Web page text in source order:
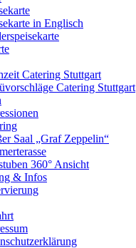
in Englisch
Catering Stuttgart
Catering Stuttgart
Saal „Graf Zeppelin“
360° Ansicht
& Infos